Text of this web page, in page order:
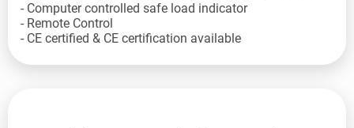
- Computer controlled safe load indicator
- Remote Control
- CE certified & CE certification available